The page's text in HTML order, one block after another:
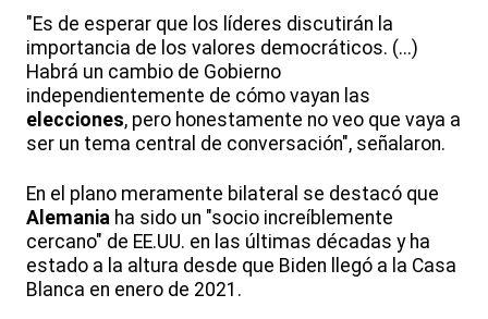
"Es de esperar que los líderes discutirán la
importancia de los valores democráticos. (...)
Habrá un cambio de Gobierno
independientemente de cómo vayan las
elecciones, pero honestamente no veo que vaya a
ser un tema central de conversación", señalaron.
En el plano meramente bilateral se destacó que
Alemania ha sido un "socio increíblemente
cercano" de EE.UU. en las últimas décadas y ha
estado a la altura desde que Biden llegó a la Casa
Blanca en enero de 2021.